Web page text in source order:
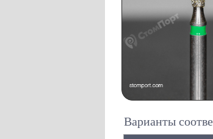
Варианты